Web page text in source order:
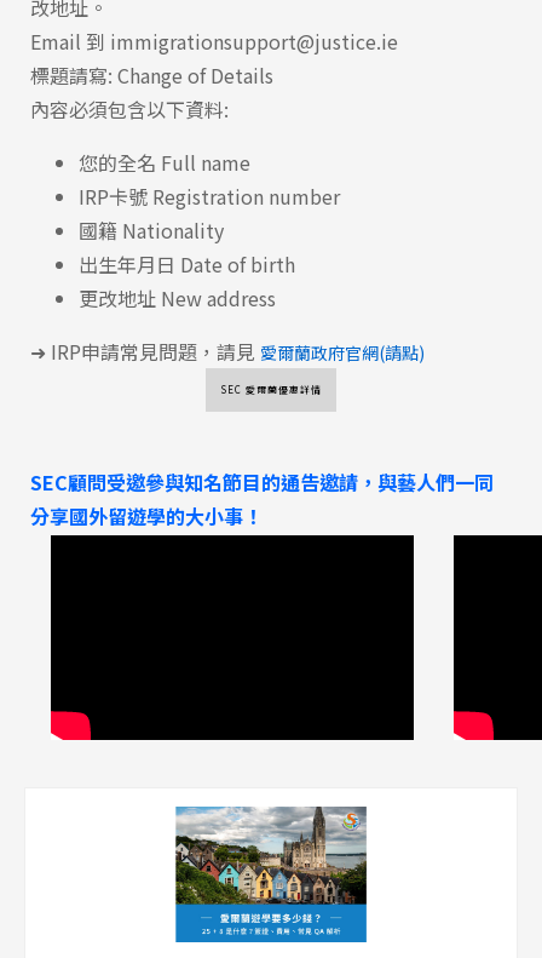
熱門搜尋：
護理 加拿大RO 任意門 遊學團
Pathway
SEC
改地址。
Email 到 immigrationsupport@justice.ie
標題請寫: Change of Details
內容必須包含以下資料:
您的全名 Full name
IRP卡號 Registration number
國籍 Nationality
出生年月日 Date of birth
更改地址 New address
➜ IRP申請常見問題，請見 愛爾蘭政府官網(請點)
SEC 愛爾蘭優惠詳情
SEC顧問受邀參與知名節目的通告邀請，與藝人們一同
分享國外留遊學的大小事！